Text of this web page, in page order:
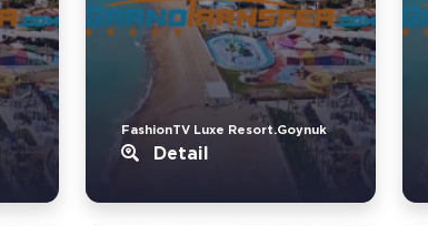
FashionTV Luxe Resort.Goynuk
Detail